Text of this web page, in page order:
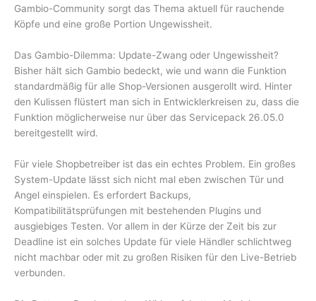
Gambio-Community sorgt das Thema aktuell für rauchende
Köpfe und eine große Portion Ungewissheit.
Das Gambio-Dilemma: Update-Zwang oder Ungewissheit?
Bisher hält sich Gambio bedeckt, wie und wann die Funktion
standardmäßig für alle Shop-Versionen ausgerollt wird. Hinter
den Kulissen flüstert man sich in Entwicklerkreisen zu, dass die
Funktion möglicherweise nur über das Servicepack 26.05.0
bereitgestellt wird.
Für viele Shopbetreiber ist das ein echtes Problem. Ein großes
System-Update lässt sich nicht mal eben zwischen Tür und
Angel einspielen. Es erfordert Backups,
Kompatibilitätsprüfungen mit bestehenden Plugins und
ausgiebiges Testen. Vor allem in der Kürze der Zeit bis zur
Deadline ist ein solches Update für viele Händler schlichtweg
nicht machbar oder mit zu großen Risiken für den Live-Betrieb
verbunden.